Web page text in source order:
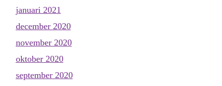
januari 2021
december 2020
november 2020
oktober 2020
september 2020